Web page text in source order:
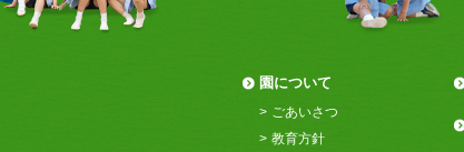
園について
ごあいさつ
教育方針